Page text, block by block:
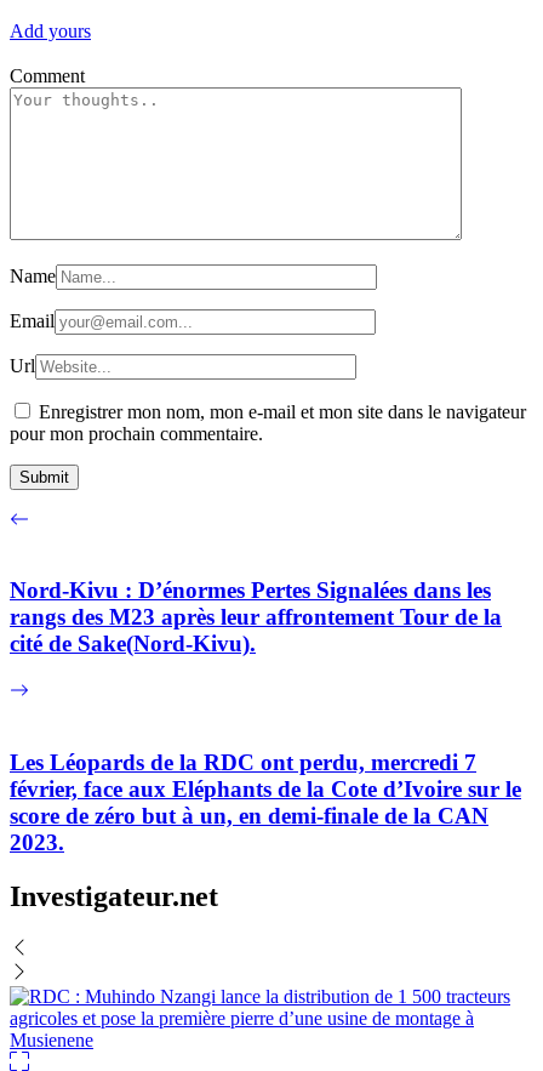
Add yours
Comment
Name
Email
Url
Enregistrer mon nom, mon e-mail et mon site dans le navigateur
pour mon prochain commentaire.
Nord-Kivu : D’énormes Pertes Signalées dans les
rangs des M23 après leur affrontement Tour de la
cité de Sake(Nord-Kivu).
Les Léopards de la RDC ont perdu, mercredi 7
février, face aux Eléphants de la Cote d’Ivoire sur le
score de zéro but à un, en demi-finale de la CAN
2023.
Investigateur.net